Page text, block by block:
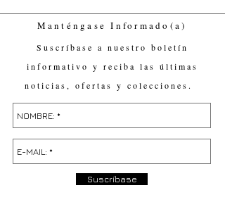
Manténgase Informado(a)
Suscríbase a nuestro boletín
informativo y reciba las últimas
noticias, ofertas y colecciones.
Suscríbase